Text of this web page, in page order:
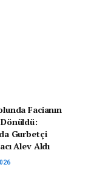
Facianın
Gurbetçi
Alev Aldı